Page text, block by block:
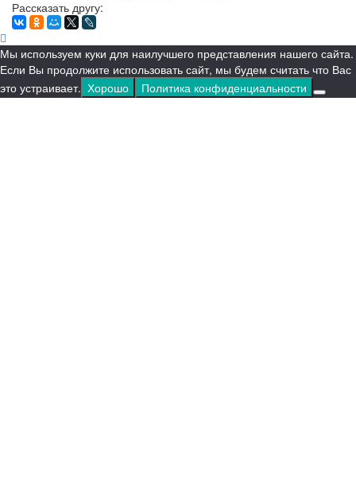
Рассказать другу:
Мы используем куки для наилучшего представления нашего сайта.
Если Вы продолжите использовать сайт, мы будем считать что Вас
это устраивает. Хорошо Политика конфиденциальности